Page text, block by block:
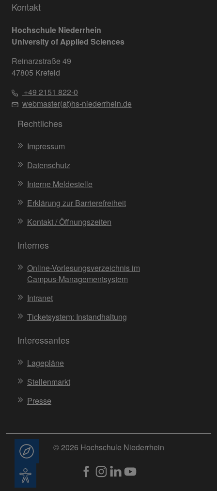
Kontakt
Hochschule Niederrhein
University of Applied Sciences
Reinarzstraße 49
47805 Krefeld
+49 2151 822-0
webmaster(at)hs-niederrhein.de
Rechtliches
Impressum
Datenschutz
Interne Meldestelle
Erklärung zur Barrierefreiheit
Kontakt / Öffnungszeiten
Internes
Online-Vorlesungsverzeichnis im
Campus-Managementsystem
Intranet
Ticketsystem: Instandhaltung
Interessantes
Lagepläne
Stellenmarkt
Presse
© 2026 Hochschule Niederrhein
Beratung
Barrierefreiheit